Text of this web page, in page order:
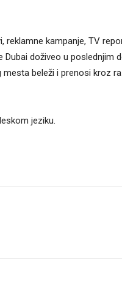
kampanje, TV
doživeo u poslednjim
beleži i prenosi kroz
jeziku.